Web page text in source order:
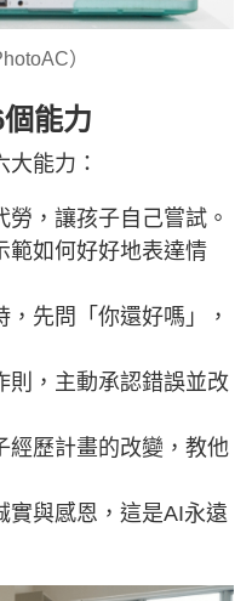
）
能力
能力：
勞，讓孩子自己嘗試。
範如何好好地表達情
，先問「你還好嗎」，
則，主動承認錯誤並改
經歷計畫的改變，教他
實與感恩，這是AI永遠